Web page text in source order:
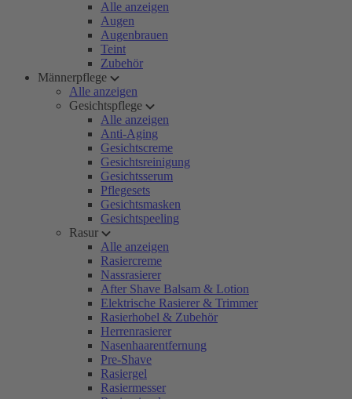
Alle anzeigen
Augen
Augenbrauen
Teint
Zubehör
Männerpflege
Alle anzeigen
Gesichtspflege
Alle anzeigen
Anti-Aging
Gesichtscreme
Gesichtsreinigung
Gesichtsserum
Pflegesets
Gesichtsmasken
Gesichtspeeling
Rasur
Alle anzeigen
Rasiercreme
Nassrasierer
After Shave Balsam & Lotion
Elektrische Rasierer & Trimmer
Rasierhobel & Zubehör
Herrenrasierer
Nasenhaarentfernung
Pre-Shave
Rasiergel
Rasiermesser